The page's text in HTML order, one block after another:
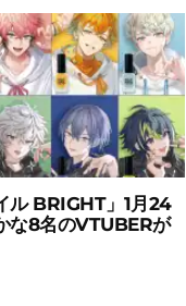
ル BRIGHT」1月24
な8名のVTUBERが